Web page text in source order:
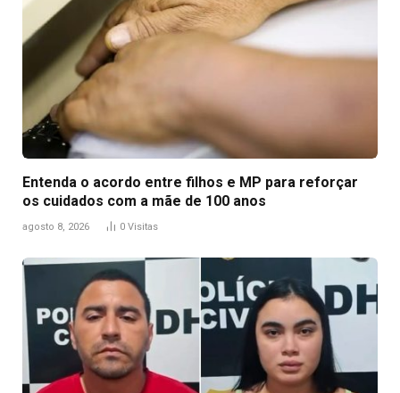
Entenda o acordo entre filhos e MP para reforçar
os cuidados com a mãe de 100 anos
agosto 8, 2026 0 Visitas